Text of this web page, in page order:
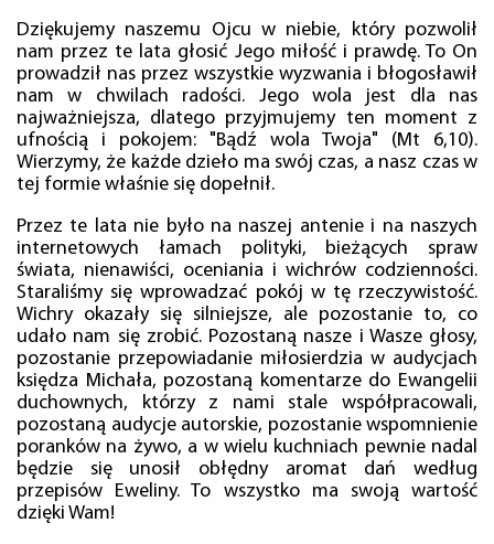
Dziękujemy naszemu Ojcu w niebie, który pozwolił
nam przez te lata głosić Jego miłość i prawdę. To On
prowadził nas przez wszystkie wyzwania i błogosławił
nam w chwilach radości. Jego wola jest dla nas
najważniejsza, dlatego przyjmujemy ten moment z
ufnością i pokojem: "Bądź wola Twoja" (Mt 6,10).
Wierzymy, że każde dzieło ma swój czas, a nasz czas w
tej formie właśnie się dopełnił.
Przez te lata nie było na naszej antenie i na naszych
internetowych łamach polityki, bieżących spraw
świata, nienawiści, oceniania i wichrów codzienności.
Staraliśmy się wprowadzać pokój w tę rzeczywistość.
Wichry okazały się silniejsze, ale pozostanie to, co
udało nam się zrobić. Pozostaną nasze i Wasze głosy,
pozostanie przepowiadanie miłosierdzia w audycjach
księdza Michała, pozostaną komentarze do Ewangelii
duchownych, którzy z nami stale współpracowali,
pozostaną audycje autorskie, pozostanie wspomnienie
poranków na żywo, a w wielu kuchniach pewnie nadal
będzie się unosił obłędny aromat dań według
przepisów Eweliny. To wszystko ma swoją wartość
dzięki Wam!